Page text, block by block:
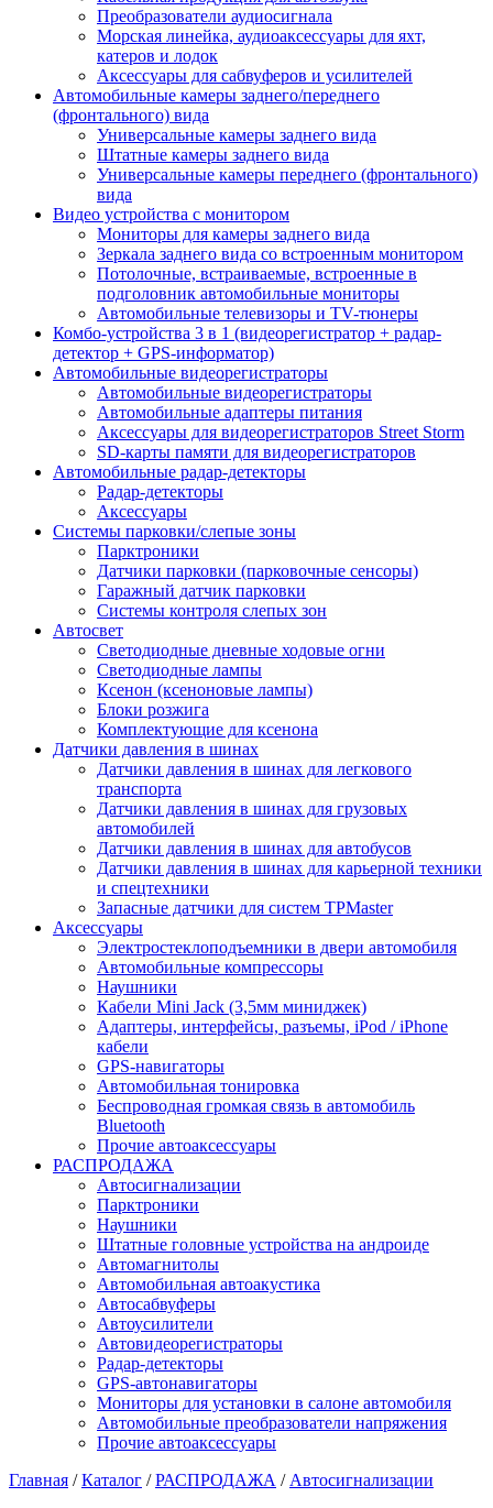
Преобразователи аудиосигнала
Морская линейка, аудиоаксессуары для яхт,
катеров и лодок
Аксессуары для сабвуферов и усилителей
Автомобильные камеры заднего/переднего
(фронтального) вида
Универсальные камеры заднего вида
Штатные камеры заднего вида
Универсальные камеры переднего (фронтального)
вида
Видео устройства c монитором
Мониторы для камеры заднего вида
Зеркала заднего вида со встроенным монитором
Потолочные, встраиваемые, встроенные в
подголовник автомобильные мониторы
Автомобильные телевизоры и TV-тюнеры
Комбо-устройства 3 в 1 (видеорегистратор + радар-
детектор + GPS-информатор)
Автомобильные видеорегистраторы
Автомобильные видеорегистраторы
Автомобильные адаптеры питания
Аксессуары для видеорегистраторов Street Storm
SD-карты памяти для видеорегистраторов
Автомобильные радар-детекторы
Радар-детекторы
Аксессуары
Системы парковки/слепые зоны
Парктроники
Датчики парковки (парковочные сенсоры)
Гаражный датчик парковки
Системы контроля слепых зон
Автосвет
Светодиодные дневные ходовые огни
Светодиодные лампы
Ксенон (ксеноновые лампы)
Блоки розжига
Комплектующие для ксенона
Датчики давления в шинах
Датчики давления в шинах для легкового
транспорта
Датчики давления в шинах для грузовых
автомобилей
Датчики давления в шинах для автобусов
Датчики давления в шинах для карьерной техники
и спецтехники
Запасные датчики для систем TPMaster
Аксессуары
Электростеклоподъемники в двери автомобиля
Автомобильные компрессоры
Наушники
Кабели Mini Jack (3,5мм миниджек)
Адаптеры, интерфейсы, разъемы, iPod / iPhone
кабели
GPS-навигаторы
Автомобильная тонировка
Беспроводная громкая связь в автомобиль
Bluetooth
Прочие автоаксессуары
РАСПРОДАЖА
Автосигнализации
Парктроники
Наушники
Штатные головные устройства на андроиде
Автомагнитолы
Автомобильная автоакустика
Автосабвуферы
Автоусилители
Автовидеорегистраторы
Радар-детекторы
GPS-автонавигаторы
Мониторы для установки в салоне автомобиля
Автомобильные преобразователи напряжения
Прочие автоаксессуары
Главная /Каталог /РАСПРОДАЖА / Автосигнализации